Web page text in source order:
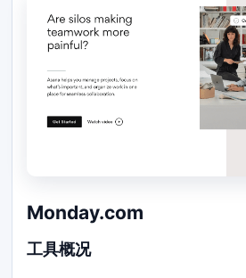
Monday.com
工具概况